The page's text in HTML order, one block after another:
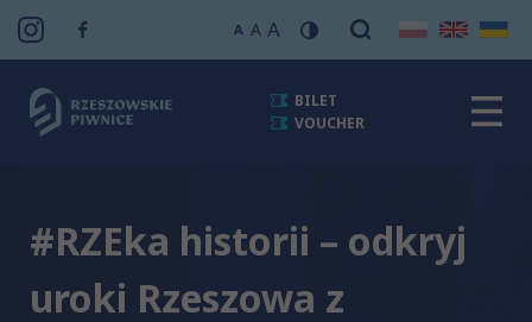
A A A
BILET
VOUCHER
#RZEka historii – odkryj
uroki Rzeszowa z